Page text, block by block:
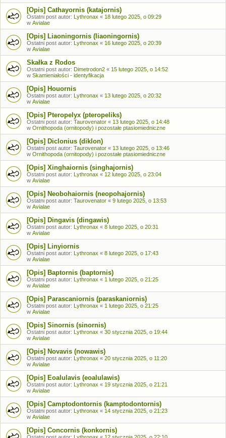
[Opis] Cathayornis (katajornis)
Ostatni post autor: Lythronax « 18 lutego 2025, o 09:29
w Avialae
[Opis] Liaoningornis (liaoningornis)
Ostatni post autor: Lythronax « 16 lutego 2025, o 20:39
w Avialae
Skałka z Rodos
Ostatni post autor: Dimetrodon2 « 15 lutego 2025, o 14:52
w Skamieniałości - identyfikacja
[Opis] Houornis
Ostatni post autor: Lythronax « 13 lutego 2025, o 20:32
w Avialae
[Opis] Pteropelyx (pteropeliks)
Ostatni post autor: Taurovenator « 13 lutego 2025, o 14:48
w Ornithopoda (ornitopody) i pozostałe ptasiomiedniczne
[Opis] Diclonius (diklon)
Ostatni post autor: Taurovenator « 13 lutego 2025, o 13:46
w Ornithopoda (ornitopody) i pozostałe ptasiomiedniczne
[Opis] Xinghaiornis (singhajornis)
Ostatni post autor: Lythronax « 12 lutego 2025, o 23:04
w Avialae
[Opis] Neobohaiornis (neopohajornis)
Ostatni post autor: Taurovenator « 9 lutego 2025, o 13:53
w Avialae
[Opis] Dingavis (dingawis)
Ostatni post autor: Lythronax « 8 lutego 2025, o 20:31
w Avialae
[Opis] Linyiornis
Ostatni post autor: Lythronax « 8 lutego 2025, o 17:43
w Avialae
[Opis] Baptornis (baptornis)
Ostatni post autor: Lythronax « 1 lutego 2025, o 21:25
w Avialae
[Opis] Parascaniornis (paraskaniornis)
Ostatni post autor: Lythronax « 1 lutego 2025, o 21:25
w Avialae
[Opis] Sinornis (sinornis)
Ostatni post autor: Lythronax « 30 stycznia 2025, o 19:44
w Avialae
[Opis] Novavis (nowawis)
Ostatni post autor: Lythronax « 20 stycznia 2025, o 11:20
w Avialae
[Opis] Eoalulavis (eoalulawis)
Ostatni post autor: Lythronax « 19 stycznia 2025, o 21:21
w Avialae
[Opis] Camptodontornis (kamptodontornis)
Ostatni post autor: Lythronax « 14 stycznia 2025, o 21:23
w Avialae
[Opis] Concornis (konkornis)
Ostatni post autor: Lythronax « 12 stycznia 2025, o 22:10